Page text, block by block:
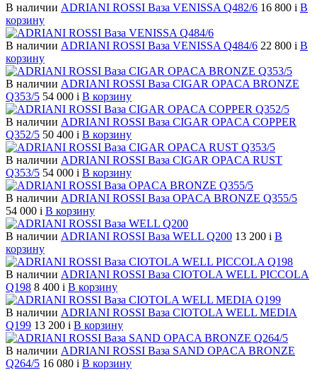
В наличии ADRIANI ROSSI Ваза VENISSA Q482/6 16 800 i В
корзину
В наличии ADRIANI ROSSI Ваза VENISSA Q484/6 22 800 i В
корзину
В наличии ADRIANI ROSSI Ваза CIGAR OPACA BRONZE
Q353/5 54 000 i В корзину
В наличии ADRIANI ROSSI Ваза CIGAR OPACA COPPER
Q352/5 50 400 i В корзину
В наличии ADRIANI ROSSI Ваза CIGAR OPACA RUST
Q353/5 54 000 i В корзину
В наличии ADRIANI ROSSI Ваза OPACA BRONZE Q355/5
54 000 i В корзину
В наличии ADRIANI ROSSI Ваза WELL Q200 13 200 i В
корзину
В наличии ADRIANI ROSSI Ваза CIOTOLA WELL PICCOLA
Q198 8 400 i В корзину
В наличии ADRIANI ROSSI Ваза CIOTOLA WELL MEDIA
Q199 13 200 i В корзину
В наличии ADRIANI ROSSI Ваза SAND OPACA BRONZE
Q264/5 16 080 i В корзину